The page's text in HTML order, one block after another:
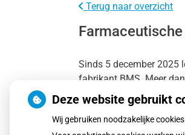
Terug naar overzicht
Sinds 5 december 2025
fabrikant BMS. Meer
Alternatieven zijn
Lees het hele artikel op:
Deze website gebruikt
Wij gebruiken noodzakelijke